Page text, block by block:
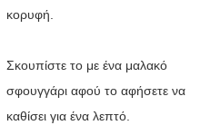
κορυφή.
Σκουπίστε το με ένα μαλακό
σφουγγάρι αφού το αφήσετε να
καθίσει για ένα λεπτό.